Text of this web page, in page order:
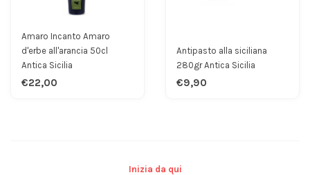
Inizia da qui
Amaro Incanto Amaro
d'erbe all'arancia 50cl
Antica Sicilia
€22,00
Antipasto alla siciliana
280gr Antica Sicilia
€9,90